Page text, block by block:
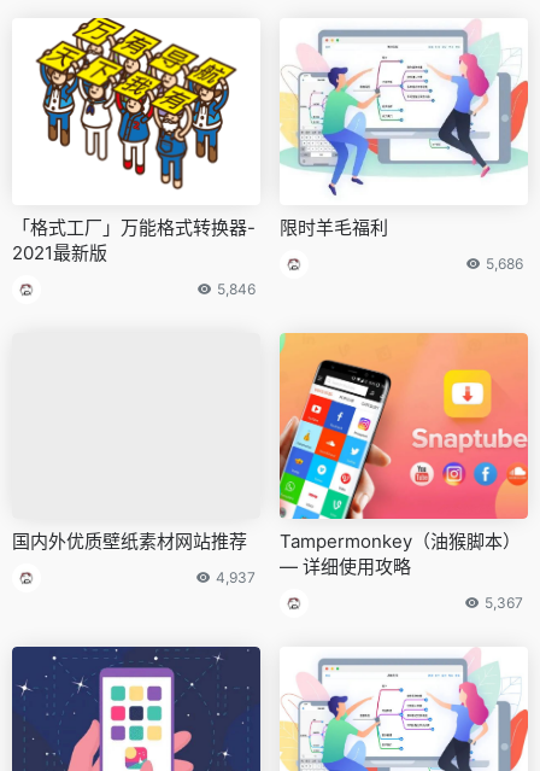
「格式工厂」万能格式转换器-
2021最新版
5,846
限时羊毛福利
5,686
国内外优质壁纸素材网站推荐
4,937
Tampermonkey（油猴脚本）
— 详细使用攻略
5,367